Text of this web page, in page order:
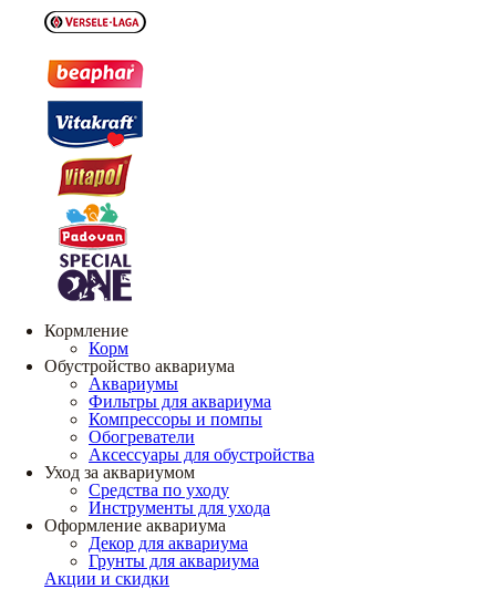
Кормление
Корм
Обустройство аквариума
Аквариумы
Фильтры для аквариума
Компрессоры и помпы
Обогреватели
Аксессуары для обустройства
Уход за аквариумом
Средства по уходу
Инструменты для ухода
Оформление аквариума
Декор для аквариума
Грунты для аквариума
Акции и скидки